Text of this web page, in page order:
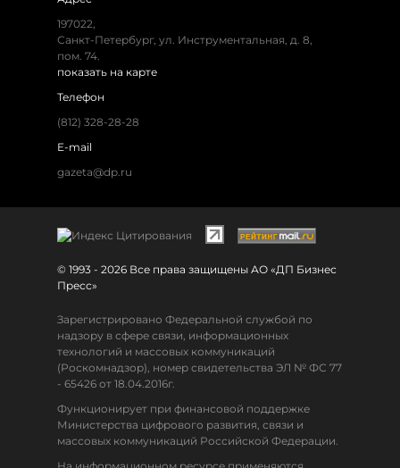
197022,
Санкт-Петербург, ул. Инструментальная, д. 8,
пом. 74.
показать на карте
Телефон
(812) 328-28-28
E-mail
gazeta@dp.ru
© 1993 - 2026 Все права защищены АО «ДП Бизнес
Пресс»
Зарегистрировано Федеральной службой по
надзору в сфере связи, информационных
технологий и массовых коммуникаций
(Роскомнадзор), номер свидетельства ЭЛ № ФС 77
- 65426 от 18.04.2016г.
Функционирует при финансовой поддержке
Министерства цифрового развития, связи и
массовых коммуникаций Российской Федерации.